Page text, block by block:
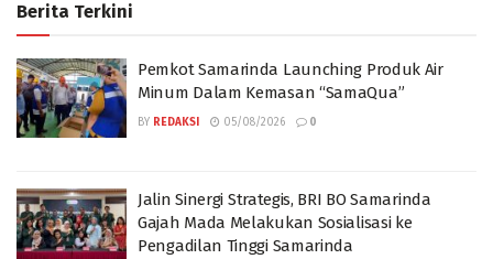
Berita Terkini
Pemkot Samarinda Launching Produk Air
Minum Dalam Kemasan “SamaQua”
BY REDAKSI 05/08/2026 0
Jalin Sinergi Strategis, BRI BO Samarinda
Gajah Mada Melakukan Sosialisasi ke
Pengadilan Tinggi Samarinda